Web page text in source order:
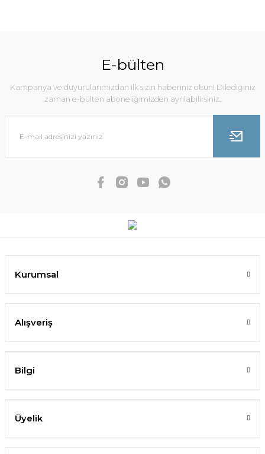
E-bülten
Kampanya ve duyurularımızdan ilk sizin haberiniz olsun! Dilediğiniz
zaman e-bülten aboneliğimizden ayrılabilirsiniz.
Kurumsal
Alışveriş
Bilgi
Üyelik